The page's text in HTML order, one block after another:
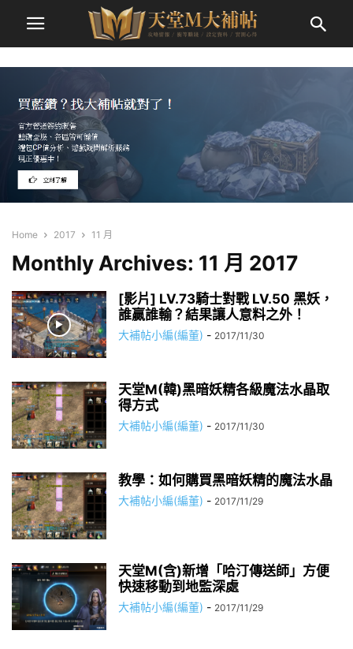
Home 2017 11 月
Monthly Archives: 11 月 2017
[影片] LV.73騎士對戰 LV.50 黑妖，
誰贏誰輸？結果讓人意料之外！
大補帖小編(編董) - 2017/11/30
天堂M(韓)黑暗妖精各級魔法水晶取
得方式
大補帖小編(編董) - 2017/11/30
教學：如何購買黑暗妖精的魔法水晶
大補帖小編(編董) - 2017/11/29
天堂M(含)新增「哈汀傳送師」方便
快速移動到地監深處
大補帖小編(編董) - 2017/11/29